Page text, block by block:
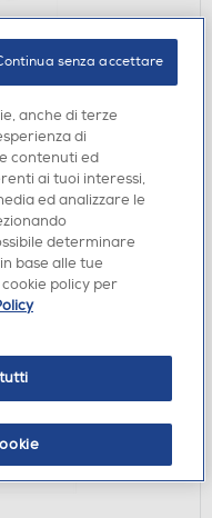
PER BARBECUE –
anche di terze
di
contenuti ed
ai tuoi interessi,
ed analizzare le
determinare
base alle tue
policy per
senza accettare